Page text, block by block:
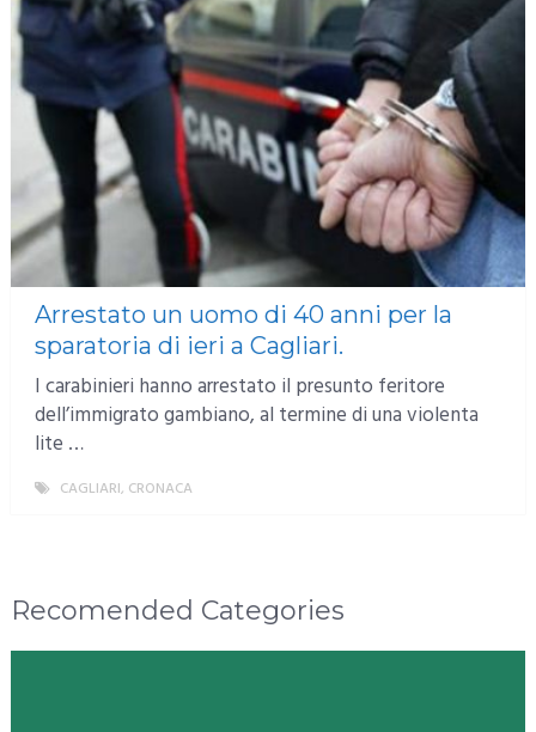
Arrestato un uomo di 40 anni per la
sparatoria di ieri a Cagliari.
I carabinieri hanno arrestato il presunto feritore
dell’immigrato gambiano, al termine di una violenta
lite …
CAGLIARI, CRONACA
Recomended Categories